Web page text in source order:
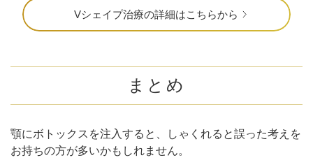
Vシェイプ治療の詳細はこちらから
まとめ
顎にボトックスを注入すると、しゃくれると誤った考えを
お持ちの方が多いかもしれません。